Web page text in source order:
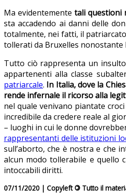
Ma evidentemente tali questioni
sta accadendo ai danni delle
totalmente, nei fatti, il
tollerati da Bruxelles nonostante
Tutto ciò rappresenta un
appartenenti alla classe
patriarcale. In Italia, dove la
rende infernale il ricorso alla
nel quale venivano piantate
incredibile da credere reale al
– luoghi in cui le donne
rappresentanti delle istituzioni
sull’aborto, che è nostra e che
alcun modo tollerabile e quello
intoccabili diritti.
07/11/2020 | Copyleft © Tutto il